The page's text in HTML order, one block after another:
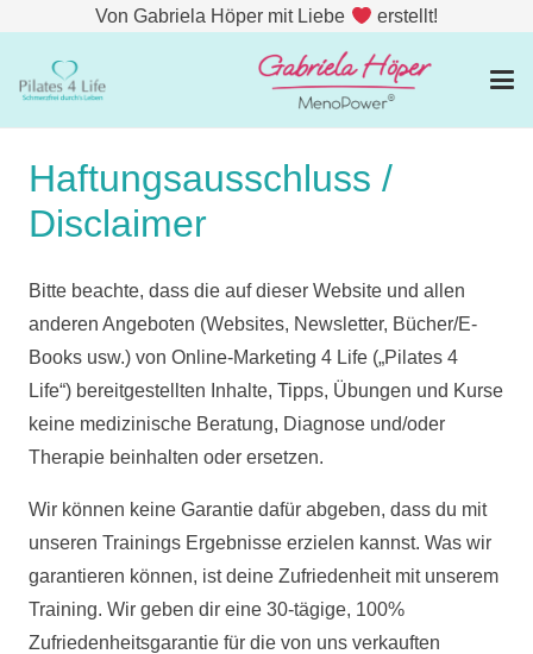
Von Gabriela Höper mit Liebe erstellt!
Haftungsausschluss /
Disclaimer
Bitte beachte, dass die auf dieser Website und allen
anderen Angeboten (Websites, Newsletter, Bücher/E-
Books usw.) von Online-Marketing 4 Life („Pilates 4
Life“) bereitgestellten Inhalte, Tipps, Übungen und Kurse
keine medizinische Beratung, Diagnose und/oder
Therapie beinhalten oder ersetzen.
Wir können keine Garantie dafür abgeben, dass du mit
unseren Trainings Ergebnisse erzielen kannst. Was wir
garantieren können, ist deine Zufriedenheit mit unserem
Training. Wir geben dir eine 30-tägige, 100%
Zufriedenheitsgarantie für die von uns verkauften